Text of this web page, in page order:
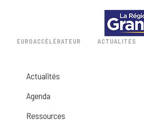
EUROACCÉLÉRATEUR ACTUALITÉS
Actualités
Agenda
Ressources